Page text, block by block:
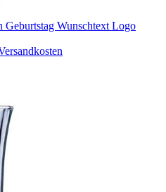
Wunschtext Logo